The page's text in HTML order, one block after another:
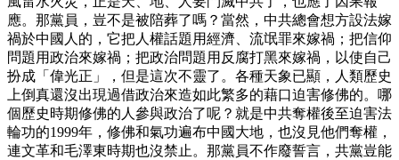
應。那黨員，豈不是被陪葬了嗎？當然，中共總會想方設法嫁
禍於中國人的，它把人權話題用經濟、流氓罪來嫁禍；把信仰
問題用政治來嫁禍；把政治問題用反腐打黑來嫁禍，以使自己
扮成「偉光正」，但是這次不靈了。各種天象已顯，人類歷史
上倒真還沒出現過借政治來造如此繁多的藉口迫害修佛的。哪
個歷史時期修佛的人參與政治了呢？就是中共奪權後至迫害法
輪功的1999年，修佛和氣功遍布中國大地，也沒見他們奪權，
連文革和毛澤東時期也沒禁止。那黨員不作廢誓言，共黨豈能